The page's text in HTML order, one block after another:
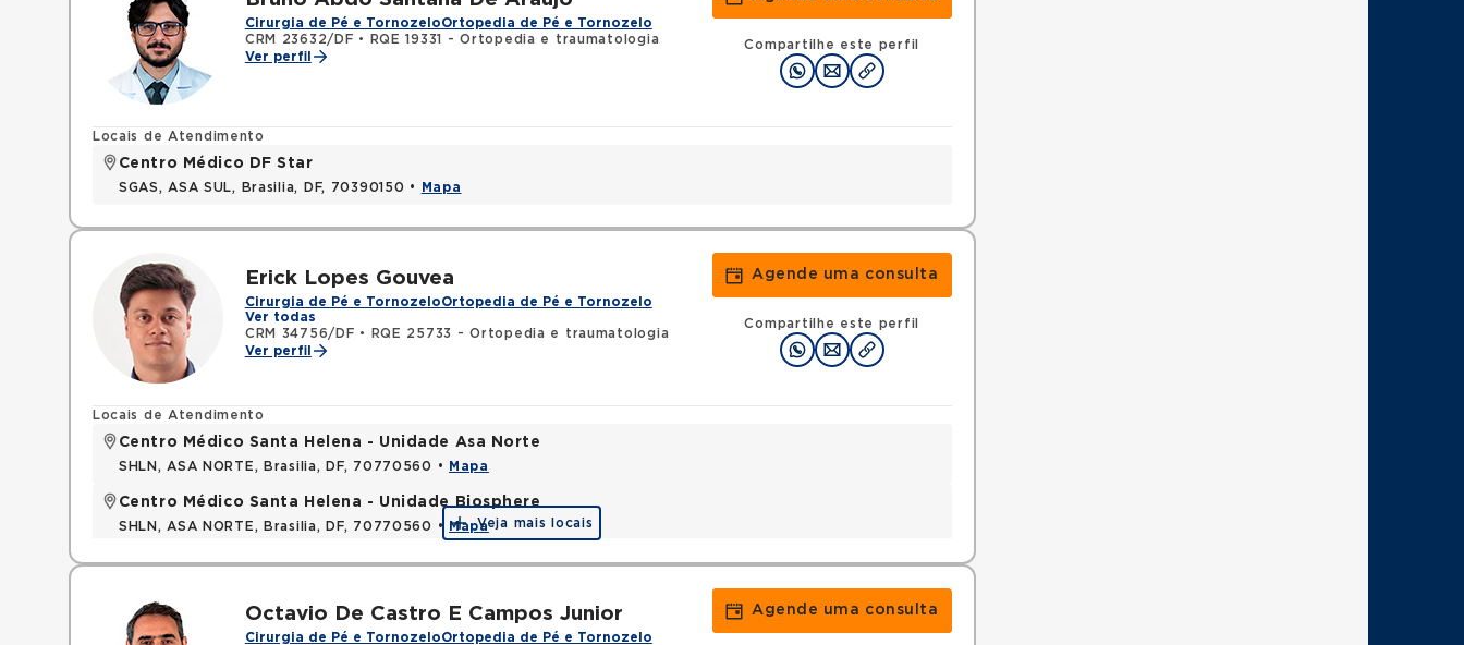
Cirurgia de Pé e TornozeloOrtopedia de Pé e Tornozelo
CRM 23632/DF •
RQE 19331 - Ortopedia e traumatologia
Ver perfil
Compartilhe este perfil
Locais de Atendimento
Centro Médico DF Star
SGAS, ASA SUL, Brasilia, DF, 70390150 • Mapa
Erick Lopes Gouvea
Cirurgia de Pé e TornozeloOrtopedia de Pé e Tornozelo
Ver todas
CRM 34756/DF •
RQE 25733 - Ortopedia e traumatologia
Ver perfil
Agende uma consulta
Compartilhe este perfil
Locais de Atendimento
Centro Médico Santa Helena - Unidade Asa Norte
SHLN, ASA NORTE, Brasilia, DF, 70770560 • Mapa
Centro Médico Santa Helena - Unidade Biosphere
SHLN, ASA NORTE, Brasilia, DF, 70770560 • MapaVeja mais locais
Octavio De Castro E Campos Junior
Cirurgia de Pé e TornozeloOrtopedia de Pé e Tornozelo
Agende uma consulta